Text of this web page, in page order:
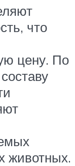
что
цену. По
животных.